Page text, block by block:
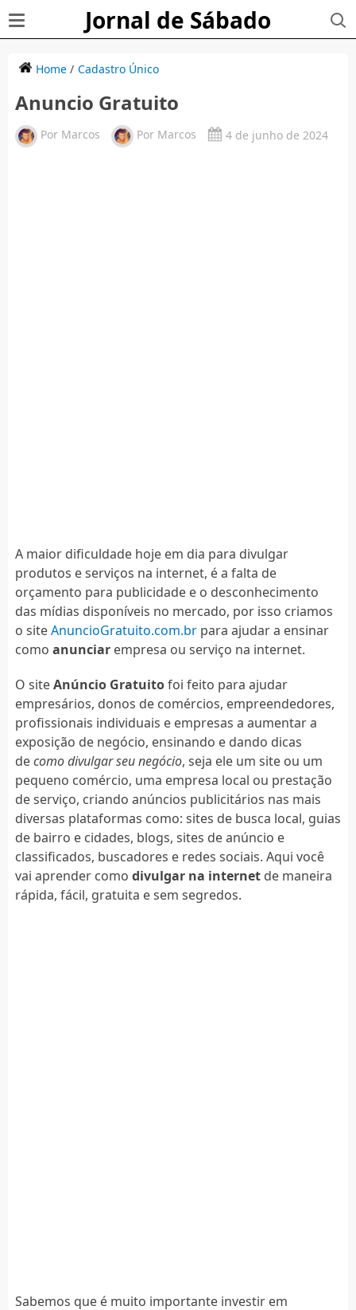
Jornal de Sábado
Home/ Cadastro Único
Anuncio Gratuito
Por Marcos Por Marcos 4 de junho de 2024
A maior dificuldade hoje em dia para divulgar
produtos e serviços na internet, é a falta de
orçamento para publicidade e o desconhecimento
das mídias disponíveis no mercado, por isso criamos
o siteAnuncioGratuito.com.brpara ajudar a ensinar
como anunciarempresa ou serviço na internet.
O siteAnúncio Gratuitofoi feito para ajudar
empresários, donos de comércios, empreendedores,
profissionais individuais e empresas a aumentar a
exposição de negócio, ensinando e dando dicas
decomo divulgar seu negócio, seja ele um site ou um
pequeno comércio, uma empresa local ou prestação
de serviço, criando anúncios publicitários nas mais
diversas plataformas como: sites de busca local, guias
de bairro e cidades, blogs, sites de anúncio e
classificados, buscadores e redes sociais. Aqui você
vai aprender como divulgar na internetde maneira
rápida, fácil, gratuita e sem segredos.
Sabemos que é muito importante investir em